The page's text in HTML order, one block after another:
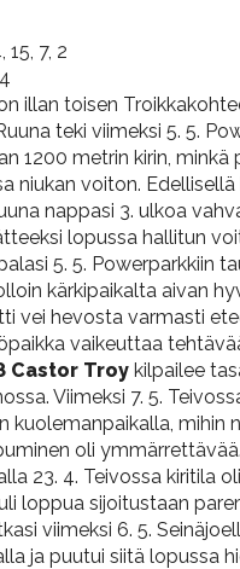
15, 7, 2
illan toisen
teki viimeksi 5. 5.
1200 metrin kirin, minkä
niukan voiton. Edellisellä
nappasi 3. ulkoa
lopussa hallitun
5. 5. Powerparkkiin
kärkipaikalta aivan
vei hevosta varmasti
vaikeuttaa
Castor Troy kilpailee
Viimeksi 7. 5.
kuolemanpaikalla, mihin
oli ymmärrettävää.
23. 4. Teivossa kiritila
loppua sijoitustaan
viimeksi 6. 5.
ja puutui siitä lopussa